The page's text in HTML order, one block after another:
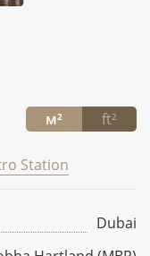
м² ft²
Station
Dubai